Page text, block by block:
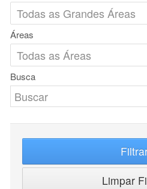
Áreas
Busca
Limpar